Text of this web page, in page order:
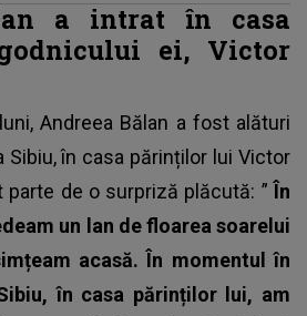
a intrat în casa
ei, Victor
Andreea Bălan a fost alături
Sibiu, în casa părinților lui Victor
parte de o surpriză plăcută: ” În
un lan de floarea soarelui
acasă. În momentul în
în casa părinților lui, am